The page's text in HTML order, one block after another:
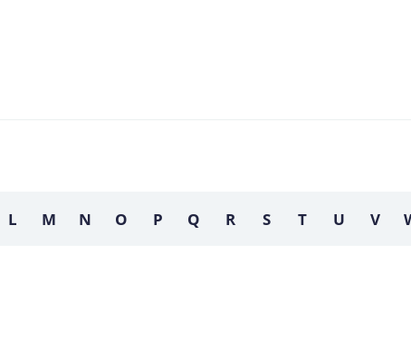
L M N O P Q R S T U V